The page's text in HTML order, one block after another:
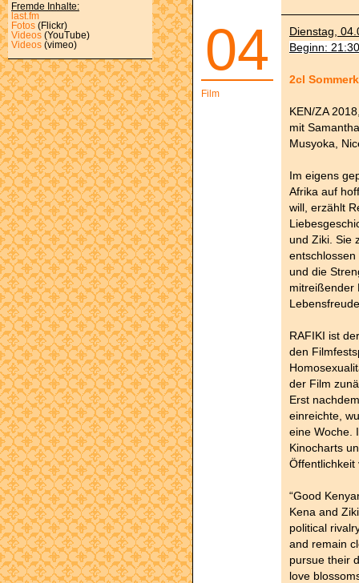
Fremde Inhalte:
last.fm
Fotos (Flickr)
Videos (YouTube)
Videos (vimeo) 04
Film
Dienstag,
Beginn:
2cl
KEN/ZA
mit
Musyoka,
Im eigens
Afrika auf
will, erzählt
und Ziki. Sie
und die
mitreißender
RAFIKI ist
den
der Film
Erst
einreichte,
eine Woche.
Kinocharts
Öffentlichkeit
“Good
Kena and
political
and remain
pursue their
love